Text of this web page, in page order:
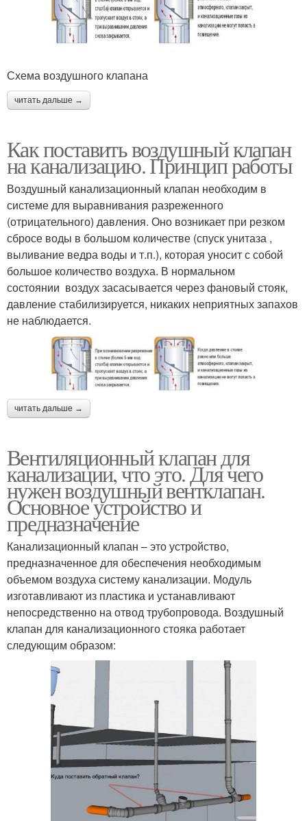
Схема воздушного клапана
читать дальше →
Как поставить воздушный клапан
на канализацию. Принцип работы
Воздушный канализационный клапан необходим в
системе для выравнивания разреженного
(отрицательного) давления. Оно возникает при резком
сбросе воды в большом количестве (спуск унитаза ,
выливание ведра воды и т.п.), которая уносит с собой
большое количество воздуха. В нормальном
состоянии воздух засасывается через фановый стояк,
давление стабилизируется, никаких неприятных запахов
не наблюдается.
читать дальше →
Вентиляционный клапан для
канализации, что это. Для чего
нужен воздушный вентклапан.
Основное устройство и
предназначение
Канализационный клапан – это устройство,
предназначенное для обеспечения необходимым
объемом воздуха систему канализации. Модуль
изготавливают из пластика и устанавливают
непосредственно на отвод трубопровода. Воздушный
клапан для канализационного стояка работает
следующим образом: